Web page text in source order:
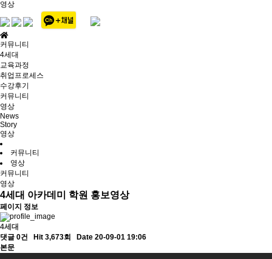
영상
커뮤니티
4세대
교육과정
취업프로세스
수강후기
커뮤니티
영상
News
Story
영상
커뮤니티
영상
커뮤니티
영상
4세대 아카데미 학원 홍보영상
페이지 정보
4세대
댓글 0건
Hit 3,673회
Date 20-09-01 19:06
본문